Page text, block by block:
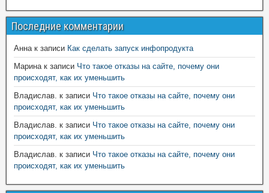
Последние комментарии
Аннак записи Как сделать запуск инфопродукта
Маринак записи Что такое отказы на сайте, почему они
происходят, как их уменьшить
Владислав. к записи Что такое отказы на сайте, почему они
происходят, как их уменьшить
Владислав. к записи Что такое отказы на сайте, почему они
происходят, как их уменьшить
Владислав. к записи Что такое отказы на сайте, почему они
происходят, как их уменьшить